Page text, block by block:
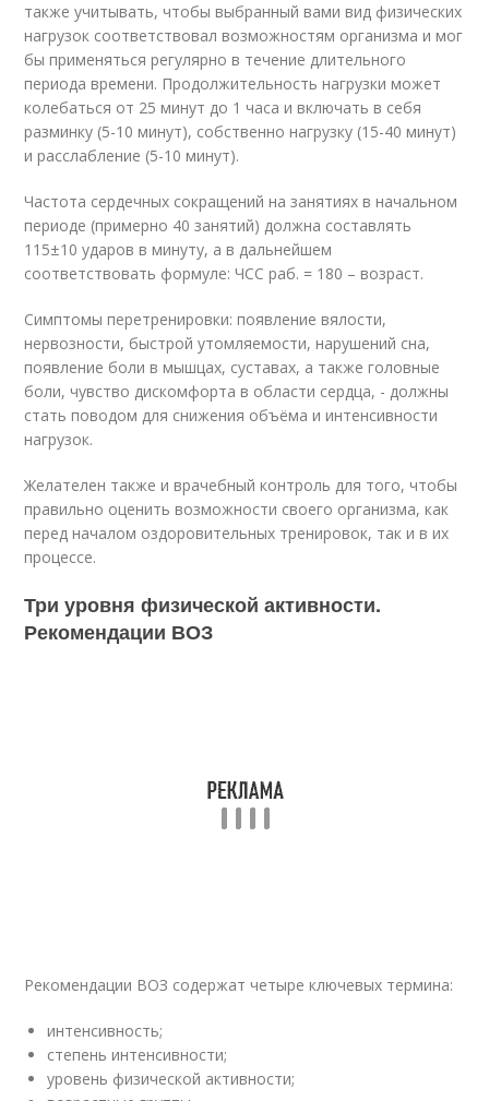
также учитывать, чтобы выбранный вами вид физических
нагрузок соответствовал возможностям организма и мог
бы применяться регулярно в течение длительного
периода времени. Продолжительность нагрузки может
колебаться от 25 минут до 1 часа и включать в себя
разминку (5-10 минут), собственно нагрузку (15-40 минут)
и расслабление (5-10 минут).
Частота сердечных сокращений на занятиях в начальном
периоде (примерно 40 занятий) должна составлять
115±10 ударов в минуту, а в дальнейшем
соответствовать формуле: ЧСС раб. = 180 – возраст.
Симптомы перетренировки: появление вялости,
нервозности, быстрой утомляемости, нарушений сна,
появление боли в мышцах, суставах, а также головные
боли, чувство дискомфорта в области сердца, - должны
стать поводом для снижения объёма и интенсивности
нагрузок.
Желателен также и врачебный контроль для того, чтобы
правильно оценить возможности своего организма, как
перед началом оздоровительных тренировок, так и в их
процессе.
Три уровня физической активности.
Рекомендации ВОЗ
Рекомендации ВОЗ содержат четыре ключевых термина:
интенсивность;
степень интенсивности;
уровень физической активности;